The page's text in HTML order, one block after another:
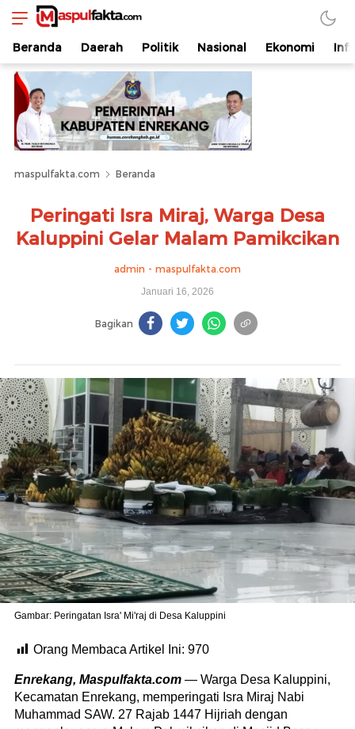
maspulfakta.com
Lokal Mendunia
Beranda Daerah Politik Nasional Ekonomi
maspulfakta.com Beranda
Peringati Isra Miraj, Warga Desa
Kaluppini Gelar Malam Pamikcikan
admin - maspulfakta.com
Januari 16, 2026
Bagikan
Gambar: Peringatan Isra' Mi'raj di Desa Kaluppini
Orang Membaca Artikel Ini: 970
Enrekang, Maspulfakta.com — Warga Desa Kaluppini,
Kecamatan Enrekang, memperingati Isra Miraj Nabi
Muhammad SAW. 27 Rajab 1447 Hijriah dengan